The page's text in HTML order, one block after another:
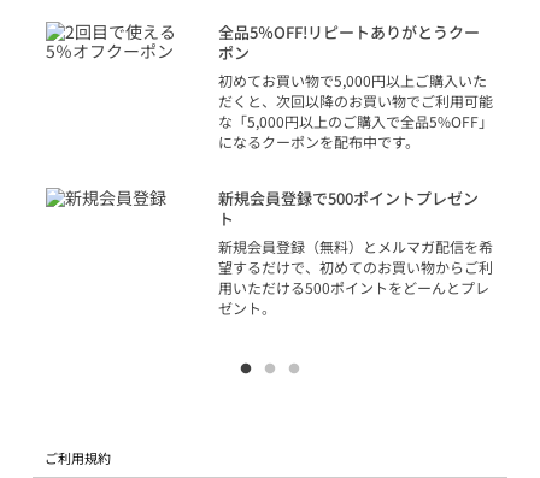
全品5％OFF!リピートありがとうクー
ポン
初めてお買い物で5,000円以上ご購入いた
だくと、次回以降のお買い物でご利用可能
な「5,000円以上のご購入で全品5%OFF」
になるクーポンを配布中です。
新規会員登録で500ポイントプレゼン
ト
新規会員登録（無料）とメルマガ配信を希
望するだけで、初めてのお買い物からご利
用いただける500ポイントをどーんとプレ
ゼント。
ご利用規約